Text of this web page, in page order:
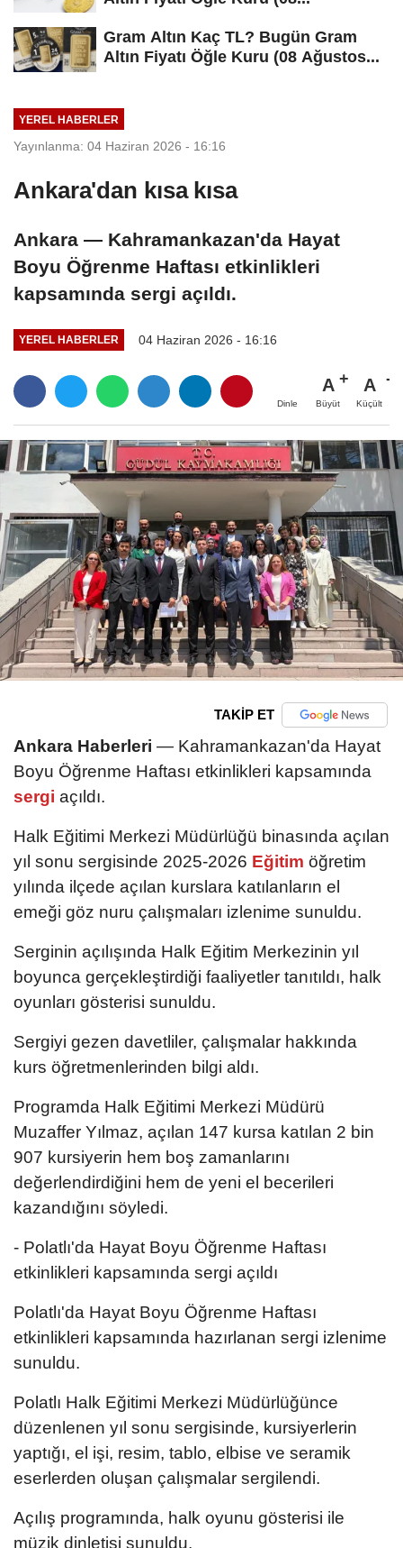
Gram Altın Kaç TL? Bugün Gram
Altın Fiyatı Öğle Kuru (08 Ağustos...
YEREL HABERLER
Yayınlanma: 04 Haziran 2026 - 16:16
Ankara'dan kısa kısa
Ankara — Kahramankazan'da Hayat
Boyu Öğrenme Haftası etkinlikleri
kapsamında sergi açıldı.
YEREL HABERLER 04 Haziran 2026 - 16:16
Dinle
A
Büyüt
A
Küçült
TAKİP ET
Ankara Haberleri — Kahramankazan'da Hayat
Boyu Öğrenme Haftası etkinlikleri kapsamında
sergi açıldı.
Halk Eğitimi Merkezi Müdürlüğü binasında açılan
yıl sonu sergisinde 2025-2026 Eğitim öğretim
yılında ilçede açılan kurslara katılanların el
emeği göz nuru çalışmaları izlenime sunuldu.
Serginin açılışında Halk Eğitim Merkezinin yıl
boyunca gerçekleştirdiği faaliyetler tanıtıldı, halk
oyunları gösterisi sunuldu.
Sergiyi gezen davetliler, çalışmalar hakkında
kurs öğretmenlerinden bilgi aldı.
Programda Halk Eğitimi Merkezi Müdürü
Muzaffer Yılmaz, açılan 147 kursa katılan 2 bin
907 kursiyerin hem boş zamanlarını
değerlendirdiğini hem de yeni el becerileri
kazandığını söyledi.
- Polatlı'da Hayat Boyu Öğrenme Haftası
etkinlikleri kapsamında sergi açıldı
Polatlı'da Hayat Boyu Öğrenme Haftası
etkinlikleri kapsamında hazırlanan sergi izlenime
sunuldu.
Polatlı Halk Eğitimi Merkezi Müdürlüğünce
düzenlenen yıl sonu sergisinde, kursiyerlerin
yaptığı, el işi, resim, tablo, elbise ve seramik
eserlerden oluşan çalışmalar sergilendi.
Açılış programında, halk oyunu gösterisi ile
müzik dinletisi sunuldu.